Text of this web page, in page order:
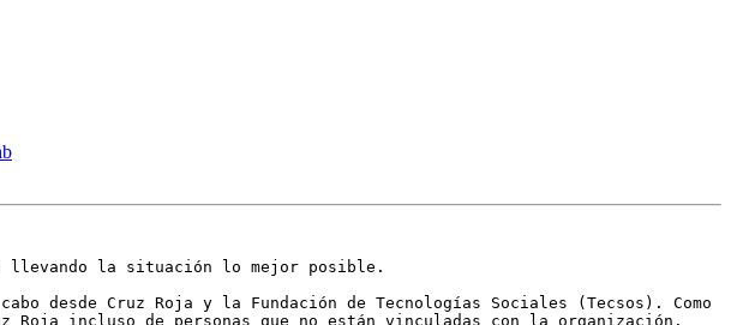
llevando la situación lo mejor posible.
desde Cruz Roja y la Fundación de Tecnologías Sociales (Tecsos). Como
Roja incluso de personas que no están vinculadas con la organización.